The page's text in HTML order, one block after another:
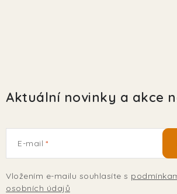
Aktuální novinky a akce
E-mail
Vložením e-mailu souhlasíte s
osobních údajů